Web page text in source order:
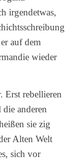
irgendetwas,
auf dem
wieder
Erst rebellieren
anderen
sie zig
Alten Welt
sich vor